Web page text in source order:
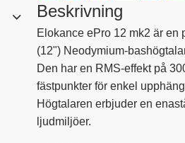
Beskrivning
Elokance ePro 12 mk2 är en
(12") Neodymium-
Den har en RMS-effekt på
fästpunkter för enkel
Högtalaren erbjuder en
ljudmiljöer.